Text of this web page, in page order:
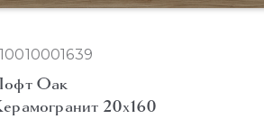
Оак
20x160